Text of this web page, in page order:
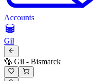
Accounts
Gil
🥯 Gil - Bismarck